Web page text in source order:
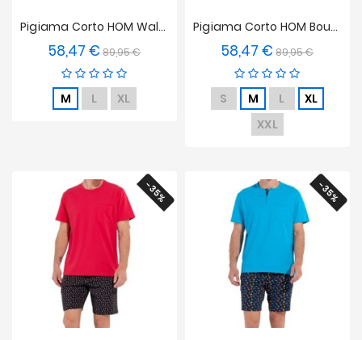
Pigiama Corto HOM Walter
58,47 € Prezzo
base
89,95 €Prezzo
M L XL
Pigiama Corto HOM Bouquet
58,47 € Prezzo
base
89,95 €Prezzo
S M L
XL
XXL
-35% -35%